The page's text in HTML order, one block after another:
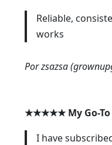
Reliable,
works
Por zsazsa
★★★★★ My Go-
I have